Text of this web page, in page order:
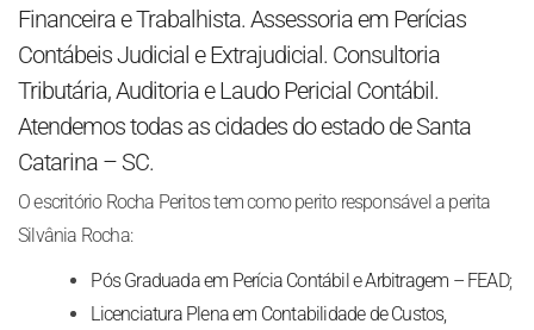
Financeira e Trabalhista. Assessoria em Perícias
Contábeis Judicial e Extrajudicial. Consultoria
Tributária, Auditoria e Laudo Pericial Contábil.
Atendemos todas as cidades do estado de Santa
Catarina – SC.
O escritório Rocha Peritos tem como perito responsável a perita
Silvânia Rocha:
Pós Graduada em Perícia Contábil e Arbitragem – FEAD;
Licenciatura Plena em Contabilidade de Custos,